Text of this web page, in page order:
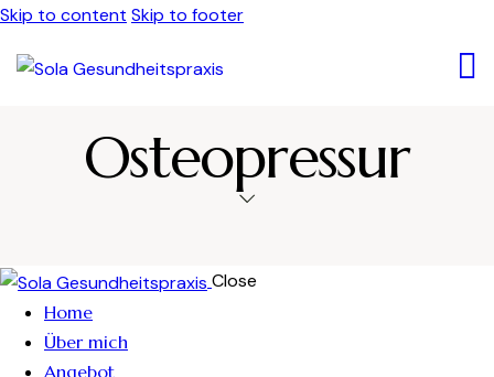
Skip to content Skip to footer
Osteopressur
Close
Home
Über mich
Angebot